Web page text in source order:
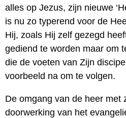
alles op Jezus, zijn nieuwe
is nu zo typerend voor de
Hij, zoals Hij zelf gezegd
gediend te worden maar om
die de voeten van Zijn
voorbeeld na om te volgen.
De omgang van de heer met
doorwerking van het